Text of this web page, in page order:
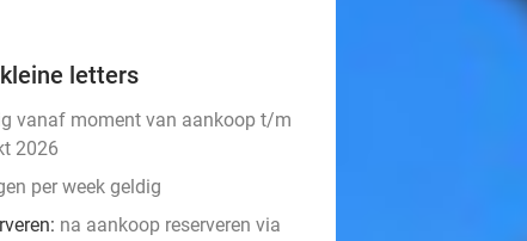
letters
vanaf moment van aankoop t/m
2026
per week geldig
na aankoop reserveren via